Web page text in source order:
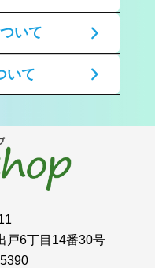
いて
いて
戸6丁目14番30号